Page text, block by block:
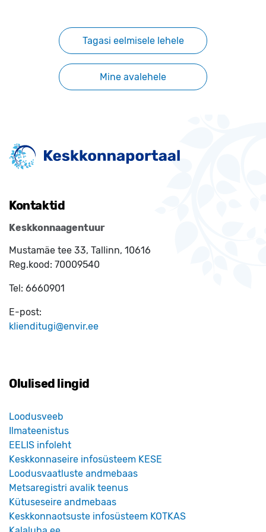
Tagasi eelmisele lehele
Mine avalehele
Kontaktid
Keskkonnaagentuur
Mustamäe tee 33, Tallinn, 10616
Reg.kood: 70009540
Tel: 6660901
E-post:
klienditugi@envir.ee
Olulised lingid
Loodusveeb
Ilmateenistus
EELIS infoleht
Keskkonnaseire infosüsteem KESE
Loodusvaatluste andmebaas
Metsaregistri avalik teenus
Kütuseseire andmebaas
Keskkonnaotsuste infosüsteem KOTKAS